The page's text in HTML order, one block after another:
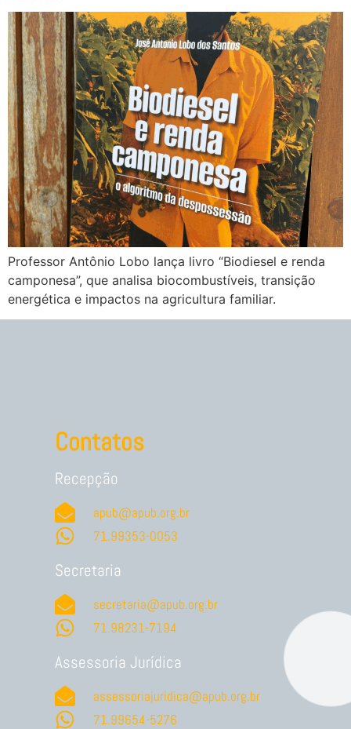
Professor Antônio Lobo lança livro “Biodiesel e renda
camponesa”, que analisa biocombustíveis, transição
energética e impactos na agricultura familiar.
Contatos
Recepção
apub@apub.org.br
71.99353-0053
Secretaria
secretaria@apub.org.br
71.98231-7194
Assessoria Jurídica
assessoriajuridica@apub.org.br
71.99654-5276